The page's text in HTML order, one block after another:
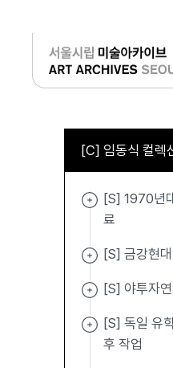
[C] 임동식 컬렉
[S] 1970년
료
[S] 금강현대
[S] 야투자
[S] 독일 유
후 작업